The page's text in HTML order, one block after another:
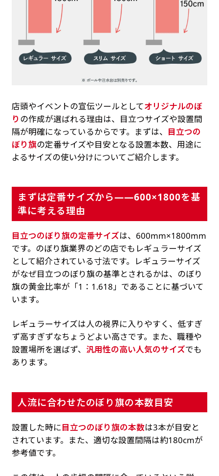
店頭やイベントの宣伝ツールとしてオリジナルのぼ
り の作成が選ばれる理由は、目立つサイズや設置間
隔が明確になっているからです。まずは、 目立つの
ぼり旗の定番サイズや目安となる設置本数、用途に
よるサイズの使い分けについてご紹介します。
まずは定番サイズから——600×1800を基
準に考える理由
目立つのぼり旗の定番サイズは、600mm×1800mm
です。のぼり旗業界のどの店でもレギュラーサイズ
として紹介されている寸法です。レギュラーサイズ
がなぜ目立つのぼり旗の基準とされるかは、のぼり
旗の黄金比率が「1：1.618」であることに基づいて
います。
レギュラーサイズは人の視界に入りやすく、低すぎ
ず高すぎずなちょうどよい高さです。また、職種や
設置場所を選ばず、 汎用性の高い人気のサイズでも
あります。
人流に合わせたのぼり旗の本数目安
設置した時に目立つのぼり旗の本数は3本が目安と
されています。また、適切な設置間隔は約180cmが
参考値です。